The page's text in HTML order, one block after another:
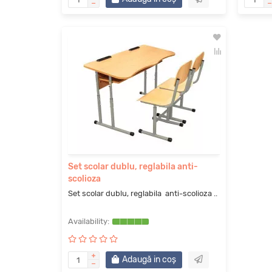
Set scolar dublu, reglabila anti-
scolioza
Set scolar dublu, reglabila anti-scolioza ..
Adaugă in coş